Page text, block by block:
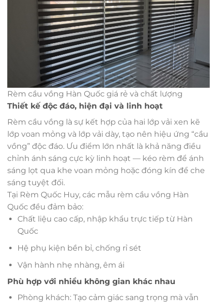
Rèm cầu vồng Hàn Quốc giá rẻ và chất lượng
Thiết kế độc đáo, hiện đại và linh hoạt
Rèm cầu vồng là sự kết hợp của hai lớp vải xen kẽ
lớp voan mỏng và lớp vải dày, tạo nên hiệu ứng “cầu
vồng” độc đáo. Ưu điểm lớn nhất là khả năng điều
chỉnh ánh sáng cực kỳ linh hoạt — kéo rèm để ánh
sáng lọt qua khe voan mỏng hoặc đóng kín để che
sáng tuyệt đối.
Tại Rèm Quốc Huy, các mẫu rèm cầu vồng Hàn
Quốc đều đảm bảo:
Chất liệu cao cấp, nhập khẩu trực tiếp từ Hàn
Quốc
Hệ phụ kiện bền bỉ, chống rỉ sét
Vận hành nhẹ nhàng, êm ái
Phù hợp với nhiều không gian khác nhau
Phòng khách: Tạo cảm giác sang trọng mà vẫn